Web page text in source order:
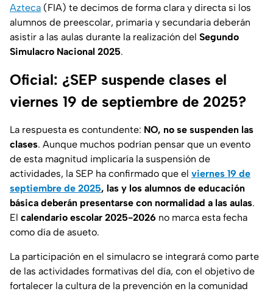
Azteca (FIA) te decimos de forma clara y directa si los
alumnos de preescolar, primaria y secundaria deberán
asistir a las aulas durante la realización del Segundo
Simulacro Nacional 2025.
Oficial: ¿SEP suspende clases el
viernes 19 de septiembre de 2025?
La respuesta es contundente: NO, no se suspenden las
clases. Aunque muchos podrían pensar que un evento
de esta magnitud implicaría la suspensión de
actividades, la SEP ha confirmado que el viernes 19 de
septiembre de 2025, las y los alumnos de educación
básica deberán presentarse con normalidad a las aulas.
El calendario escolar 2025-2026 no marca esta fecha
como día de asueto.
La participación en el simulacro se integrará como parte
de las actividades formativas del día, con el objetivo de
fortalecer la cultura de la prevención en la comunidad